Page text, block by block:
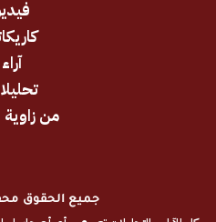
من زاوية أخرى
جميع الحقوق محفوظة © 2026